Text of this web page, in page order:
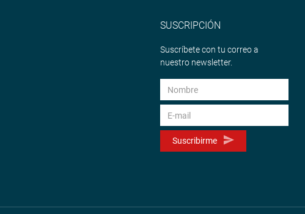
SUSCRIPCIÓN
Suscríbete con tu correo a
nuestro newsletter.
Suscribirme